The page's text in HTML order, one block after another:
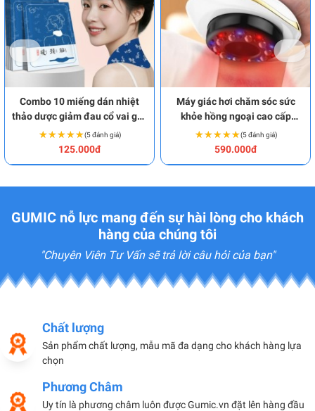
Combo 10 miếng dán nhiệt
thảo dược giảm đau cổ vai gáy
an toàn BA1872
★★★★★
★★★★★(5 đánh giá)
125.000đ
Máy giác hơi chăm sóc sức
khỏe hồng ngoại cao cấp
BA1869
★★★★★
★★★★★(5 đánh giá)
590.000đ
GUMIC nỗ lực mang đến sự hài lòng cho khách
hàng của chúng tôi
"Chuyên Viên Tư Vấn sẽ trả lời câu hỏi của bạn"
Chất lượng
Sản phẩm chất lượng, mẫu mã đa dạng cho khách hàng lựa
chọn
Phương Châm
Uy tín là phương châm luôn được Gumic.vn đặt lên hàng đầu